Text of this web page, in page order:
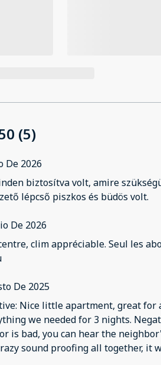
(5)
De 2026
biztosítva volt, amire
lépcső piszkos és büdös volt.
De 2026
clim appréciable. Seul les
De 2025
Nice little apartment, great for
we needed for 3 nights.
is bad, you can hear the
sound proofing all together, it